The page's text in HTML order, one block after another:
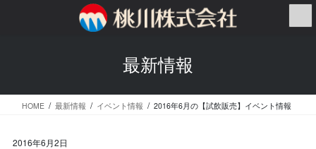
ス
ン
最新情報
HOME 最新情報 イベント情報 2016年6月の【試飲販売】イベント情報
2016年6月2日